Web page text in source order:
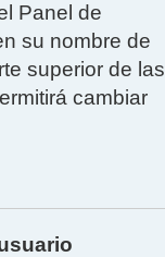
Panel de
su nombre de
superior de las
cambiar